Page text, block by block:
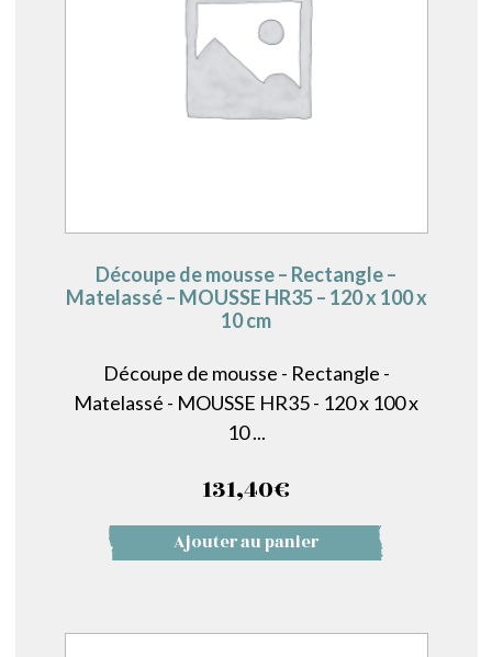
Découpe de mousse – Rectangle –
Matelassé – MOUSSE HR35 – 120 x 100 x
10 cm
Découpe de mousse - Rectangle -
Matelassé - MOUSSE HR35 - 120 x 100 x
10 ...
131,40€
Ajouter au panier